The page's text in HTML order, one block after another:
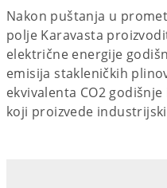
Nakon puštanja u
polje Karavasta
električne energije
emisija stakleničkih
ekvivalenta CO2
koji proizvede